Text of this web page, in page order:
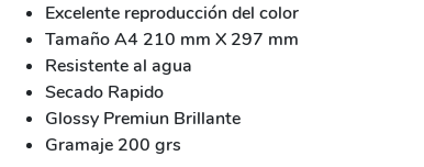
Excelente reproducción del color
Tamaño A4 210 mm X 297 mm
Resistente al agua
Secado Rapido
Glossy Premiun Brillante
Gramaje 200 grs